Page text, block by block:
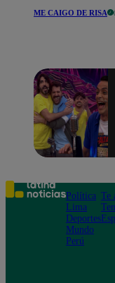
ME CAIGO DE RISA
Política
Lima
Deportes
Mundo
Perú
Te